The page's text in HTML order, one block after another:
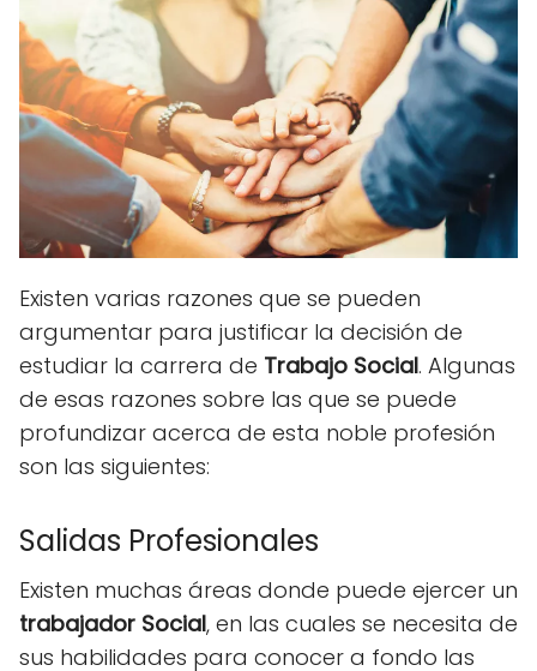
Existen varias razones que se pueden
argumentar para justificar la decisión de
estudiar la carrera de Trabajo Social. Algunas
de esas razones sobre las que se puede
profundizar acerca de esta noble profesión
son las siguientes:
Salidas Profesionales
Existen muchas áreas donde puede ejercer un
trabajador Social, en las cuales se necesita de
sus habilidades para conocer a fondo las